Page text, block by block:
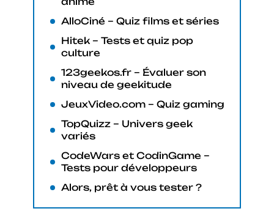
AlloCiné – Quiz films et séries
Hitek – Tests et quiz pop
culture
123geekos.fr – Évaluer son
niveau de geekitude
JeuxVideo.com – Quiz gaming
TopQuizz – Univers geek
variés
CodeWars et CodinGame –
Tests pour développeurs
Alors, prêt à vous tester ?